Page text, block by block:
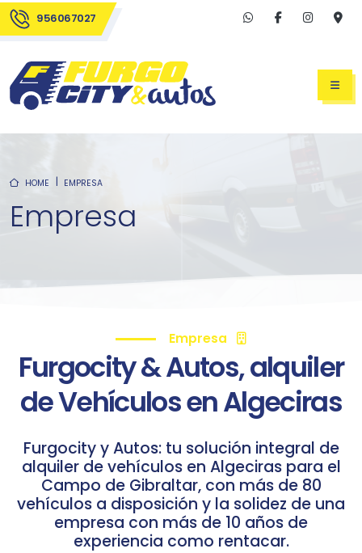
956067027
HOME EMPRESA
Empresa
Empresa
Furgocity & Autos, alquiler
de Vehículos en Algeciras
Furgocity y Autos: tu solución integral de
alquiler de vehículos en Algeciras para el
Campo de Gibraltar, con más de 80
vehículos a disposición y la solidez de una
empresa con más de 10 años de
experiencia como rentacar.